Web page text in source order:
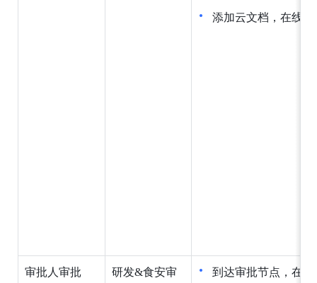
添加云文档，在线
审批人审批
研发&食安审
到达审批节点，在